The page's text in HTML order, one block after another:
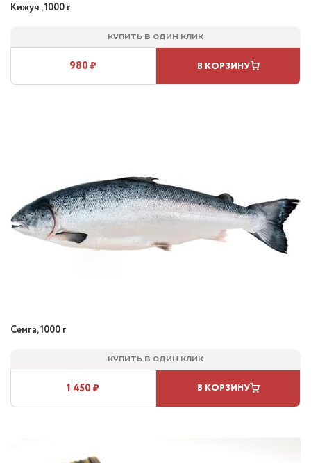
Кижуч , 1000 г
Купить в один клик
980 ₽ В КОРЗИНУ
Семга, 1000 г
Купить в один клик
1 450 ₽ В КОРЗИНУ